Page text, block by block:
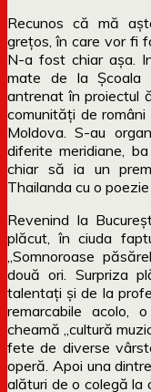
Recunos că mă
grețos, în care vor fi
N-a fost chiar așa.
mate de la Școala
antrenat în proiectul
comunități de români
Moldova. S-au
diferite meridiane,
chiar să ia un
Thailanda cu o
Revenind la
plăcut, în ciuda
„Somnoroase
două ori. Surpriza
talentați și de la
remarcabile acolo,
cheamă „cultură
fete de diverse
operă. Apoi una
alături de o colegă